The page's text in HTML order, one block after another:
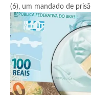
(6), um mandado de